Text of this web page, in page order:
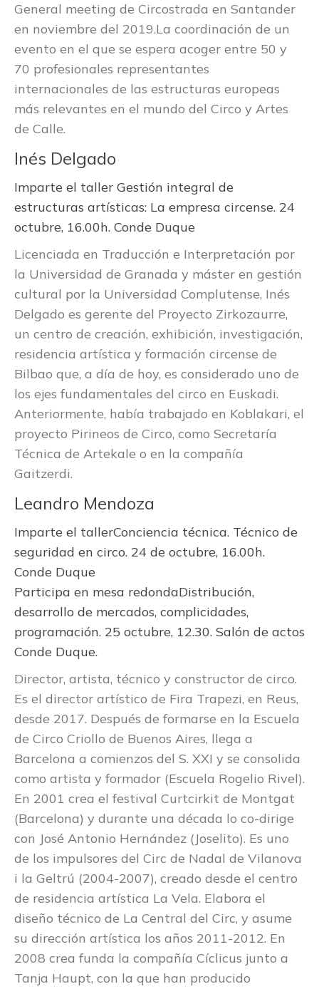
General meeting de Circostrada en Santander
en noviembre del 2019.La coordinación de un
evento en el que se espera acoger entre 50 y
70 profesionales representantes
internacionales de las estructuras europeas
más relevantes en el mundo del Circo y Artes
de Calle.
Inés Delgado
Imparte el taller Gestión integral de
estructuras artísticas: La empresa circense. 24
octubre, 16.00h. Conde Duque
Licenciada en Traducción e Interpretación por
la Universidad de Granada y máster en gestión
cultural por la Universidad Complutense, Inés
Delgado es gerente del Proyecto Zirkozaurre,
un centro de creación, exhibición, investigación,
residencia artística y formación circense de
Bilbao que, a día de hoy, es considerado uno de
los ejes fundamentales del circo en Euskadi.
Anteriormente, había trabajado en Koblakari, el
proyecto Pirineos de Circo, como Secretaría
Técnica de Artekale o en la compañía
Gaitzerdi.
Leandro Mendoza
Imparte el tallerConciencia técnica. Técnico de
seguridad en circo. 24 de octubre, 16.00h.
Conde Duque
Participa en mesa redondaDistribución,
desarrollo de mercados, complicidades,
programación. 25 octubre, 12.30. Salón de actos
Conde Duque.
Director, artista, técnico y constructor de circo.
Es el director artístico de Fira Trapezi, en Reus,
desde 2017. Después de formarse en la Escuela
de Circo Criollo de Buenos Aires, llega a
Barcelona a comienzos del S. XXI y se consolida
como artista y formador (Escuela Rogelio Rivel).
En 2001 crea el festival Curtcirkit de Montgat
(Barcelona) y durante una década lo co-dirige
con José Antonio Hernández (Joselito). Es uno
de los impulsores del Circ de Nadal de Vilanova
i la Geltrú (2004-2007), creado desde el centro
de residencia artística La Vela. Elabora el
diseño técnico de La Central del Circ, y asume
su dirección artística los años 2011-2012. En
2008 crea funda la compañía Cíclicus junto a
Tanja Haupt, con la que han producido